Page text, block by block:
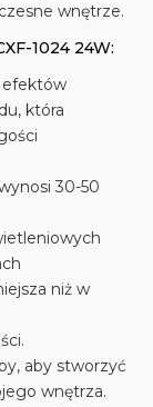
wnętrze.
1024 24W:
efektów
która
30-50
niż w
aby stworzyć
wnętrza.